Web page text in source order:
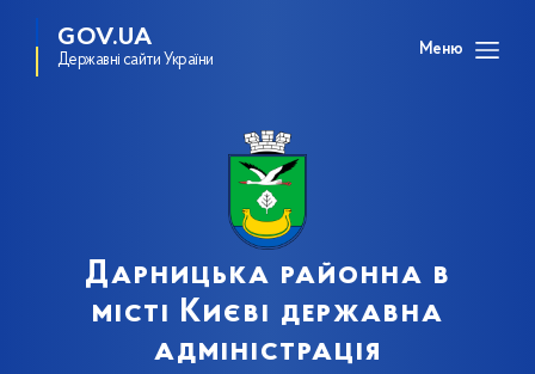
GOV.UA
Державні сайти України
Меню
Дарницька районна в
місті Києві державна
адміністрація